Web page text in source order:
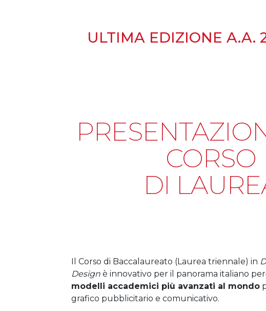
ULTIMA EDIZIONE A.A.
CORSO
DI
Il Corso di Baccalaureato (Laurea triennale) in
Design è innovativo per il panorama italiano
modelli accademici più avanzati al mondo
grafico pubblicitario e comunicativo.